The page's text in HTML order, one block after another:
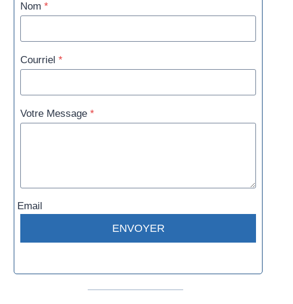
Nom *
Courriel *
Votre Message *
Email
ENVOYER